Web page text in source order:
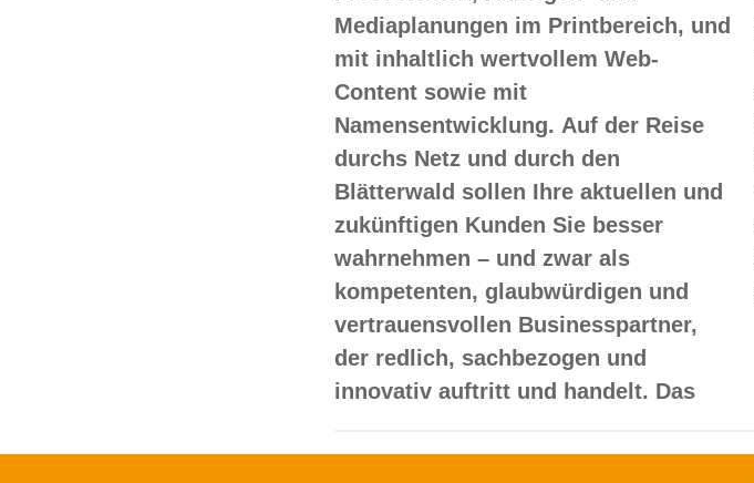
Mediaplanungen im Printbereich, und
mit inhaltlich wertvollem Web-
Content sowie mit
Namensentwicklung. Auf der Reise
durchs Netz und durch den
Blätterwald sollen Ihre aktuellen und
zukünftigen Kunden Sie besser
wahrnehmen – und zwar als
kompetenten, glaubwürdigen und
vertrauensvollen Businesspartner,
der redlich, sachbezogen und
innovativ auftritt und handelt. Das